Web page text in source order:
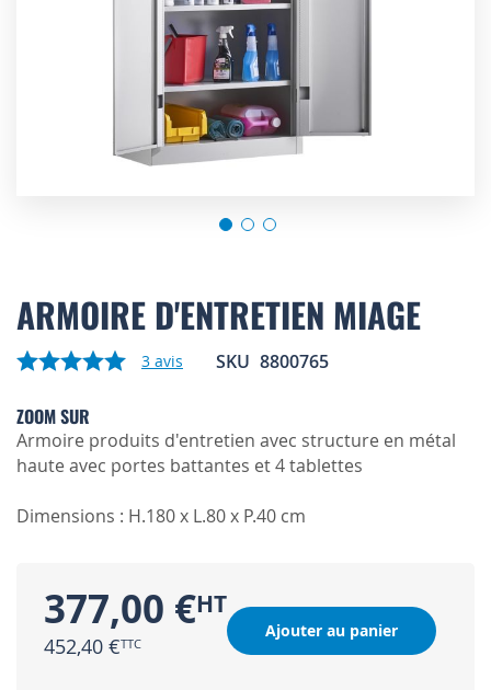
to
the
of
images
gallery
ARMOIRE D'ENTRETIEN MIAGE
3 avis SKU 8800765
ZOOM SUR
Armoire produits d'entretien avec structure en métal
haute avec portes battantes et 4 tablettes
Dimensions : H.180 x L.80 x P.40 cm
377,00 €
452,40 €
Ajouter au panier